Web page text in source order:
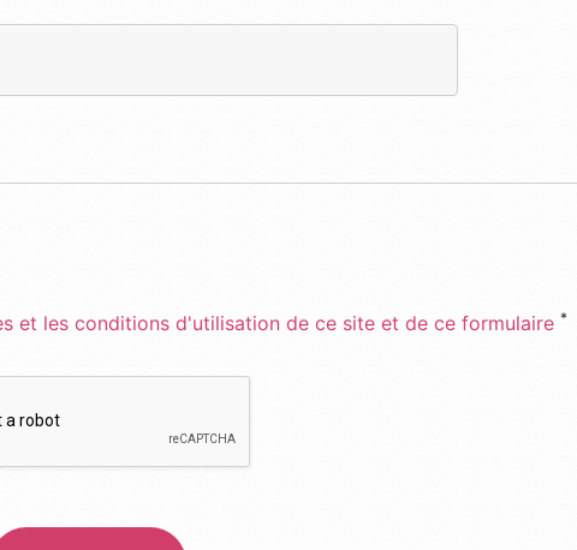
et les conditions d'utilisation de ce site et de ce formulaire *
*